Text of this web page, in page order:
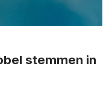
stemmen in